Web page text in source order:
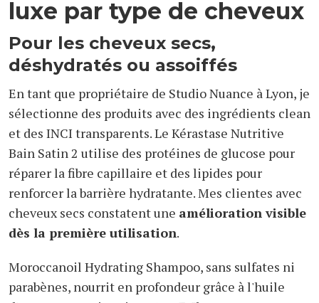
luxe par type de cheveux
Pour les cheveux secs,
déshydratés ou assoiffés
En tant que propriétaire de Studio Nuance à Lyon, je
sélectionne des produits avec des ingrédients clean
et des INCI transparents. Le Kérastase Nutritive
Bain Satin 2 utilise des protéines de glucose pour
réparer la fibre capillaire et des lipides pour
renforcer la barrière hydratante. Mes clientes avec
cheveux secs constatent une amélioration visible
dès la première utilisation.
Moroccanoil Hydrating Shampoo, sans sulfates ni
parabènes, nourrit en profondeur grâce à l'huile